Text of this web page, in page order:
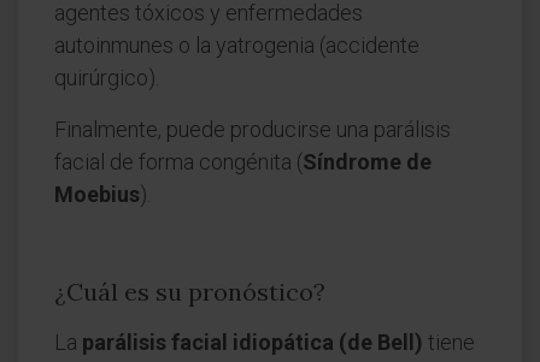
agentes tóxicos y enfermedades
autoinmunes o la yatrogenia (accidente
quirúrgico).
Finalmente, puede producirse una parálisis
facial de forma congénita (Síndrome de
Moebius).
¿Cuál es su pronóstico?
La parálisis facial idiopática (de Bell) tiene